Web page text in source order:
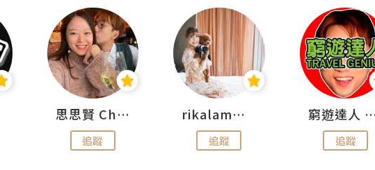
思思賢 ChillMyBabe
追蹤
rikalammm
追蹤
窮遊達人
追蹤